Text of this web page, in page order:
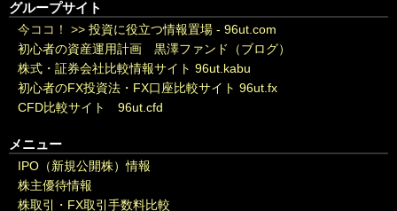
グループサイト
今ココ！ >> 投資に役立つ情報置場 - 96ut.com
初心者の資産運用計画 黒澤ファンド（ブログ）
株式・証券会社比較情報サイト 96ut.kabu
初心者のFX投資法・FX口座比較サイト 96ut.fx
CFD比較サイト 96ut.cfd
メニュー
IPO（新規公開株）情報
株主優待情報
株取引・FX取引手数料比較